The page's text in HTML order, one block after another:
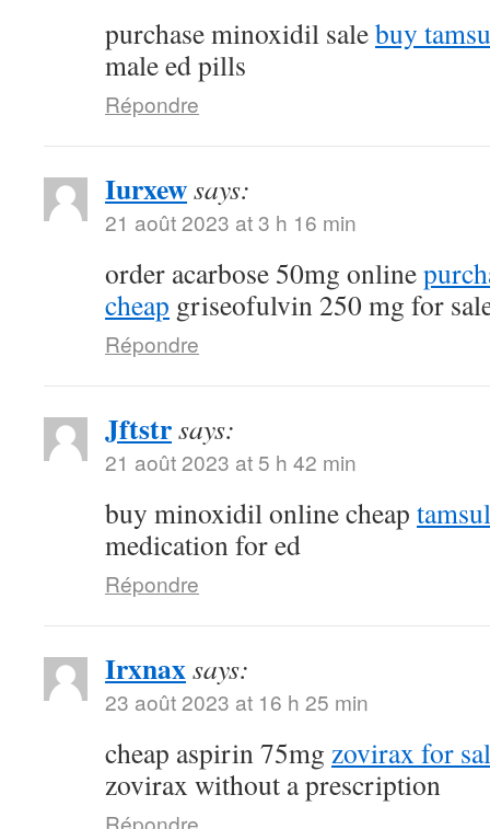
purchase minoxidil salebuy
male ed pills
Répondre
Iurxewsays:
21 août 2023 at 3 h 16 min
order acarbose 50mg online
cheap griseofulvin 250 mg for
Répondre
Jftstrsays:
21 août 2023 at 5 h 42 min
buy minoxidil online cheap
medication for ed
Répondre
Irxnaxsays:
23 août 2023 at 16 h 25 min
cheap aspirin 75mg zovirax for
zovirax without a prescription
Répondre